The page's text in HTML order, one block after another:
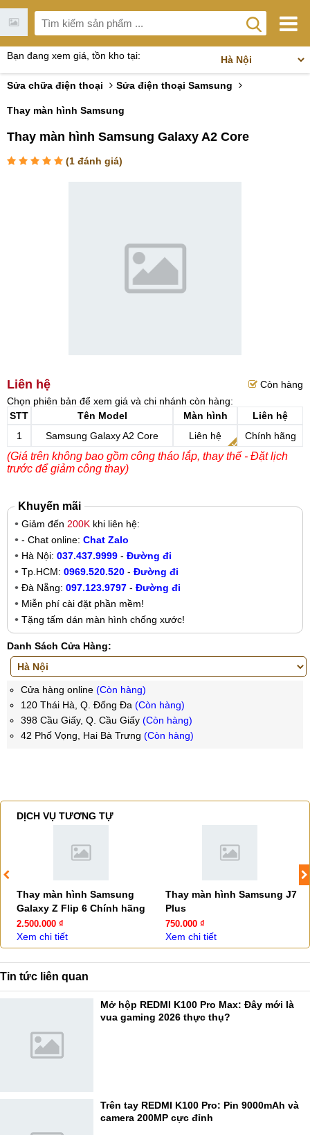
Bạn đang xem giá, tồn kho tại:
Sửa chữa điện thoại Sửa điện thoại Samsung
Thay màn hình Samsung
Thay màn hình Samsung Galaxy A2 Core
(1 đánh giá)
Liên hệ
Còn hàng
Chọn phiên bản để xem giá và chi nhánh còn hàng:
STT
Tên Model Màn hình
Liên hệ
1
Samsung Galaxy A2 Core Liên hệ Chính hãng
(Giá trên không bao gồm công tháo lắp, thay thế - Đặt lịch
trước để giảm công thay)
Khuyến mãi
Giảm đến 200K khi liên hệ:
- Chat online: Chat Zalo
Hà Nội: 037.437.9999 - Đường đi
Tp.HCM: 0969.520.520 - Đường đi
Đà Nẵng: 097.123.9797 - Đường đi
Miễn phí cài đặt phần mềm!
Tặng tấm dán màn hình chống xước!
Danh Sách Cửa Hàng:
Cửa hàng online (Còn hàng)
120 Thái Hà, Q. Đống Đa (Còn hàng)
398 Cầu Giấy, Q. Cầu Giấy (Còn hàng)
42 Phố Vọng, Hai Bà Trưng (Còn hàng)
DỊCH VỤ TƯƠNG TỰ
Thay màn hình Samsung
Galaxy Z Flip 6 Chính hãng
2.500.000 ₫
Xem chi tiết
Thay màn hình Samsung J7
Plus
750.000 ₫
Xem chi tiết
Tin tức liên quan
Mở hộp REDMI K100 Pro Max: Đây mới là
vua gaming 2026 thực thụ?
Trên tay REDMI K100 Pro: Pin 9000mAh và
camera 200MP cực đỉnh